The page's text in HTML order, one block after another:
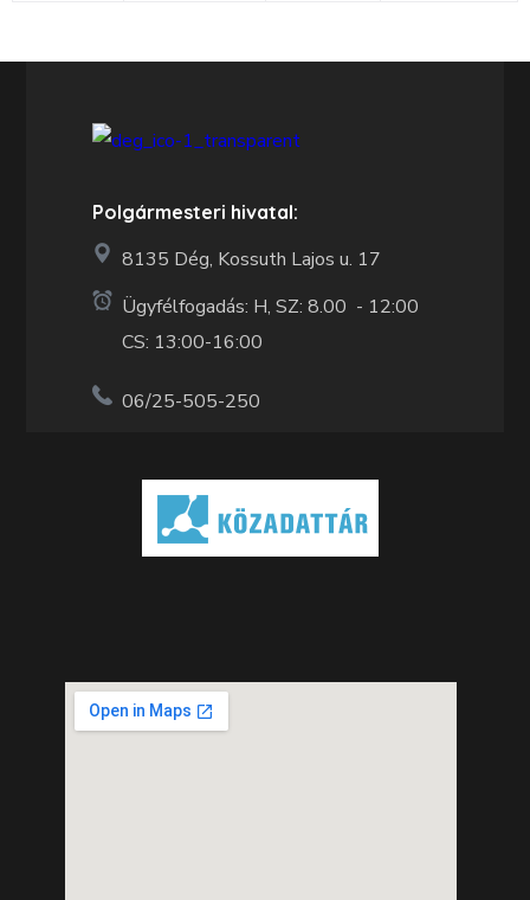
Polgármesteri hivatal:
8135 Dég, Kossuth Lajos u. 17
Ügyfélfogadás: H, SZ: 8.00 - 12:00
CS: 13:00-16:00
06/25-505-250